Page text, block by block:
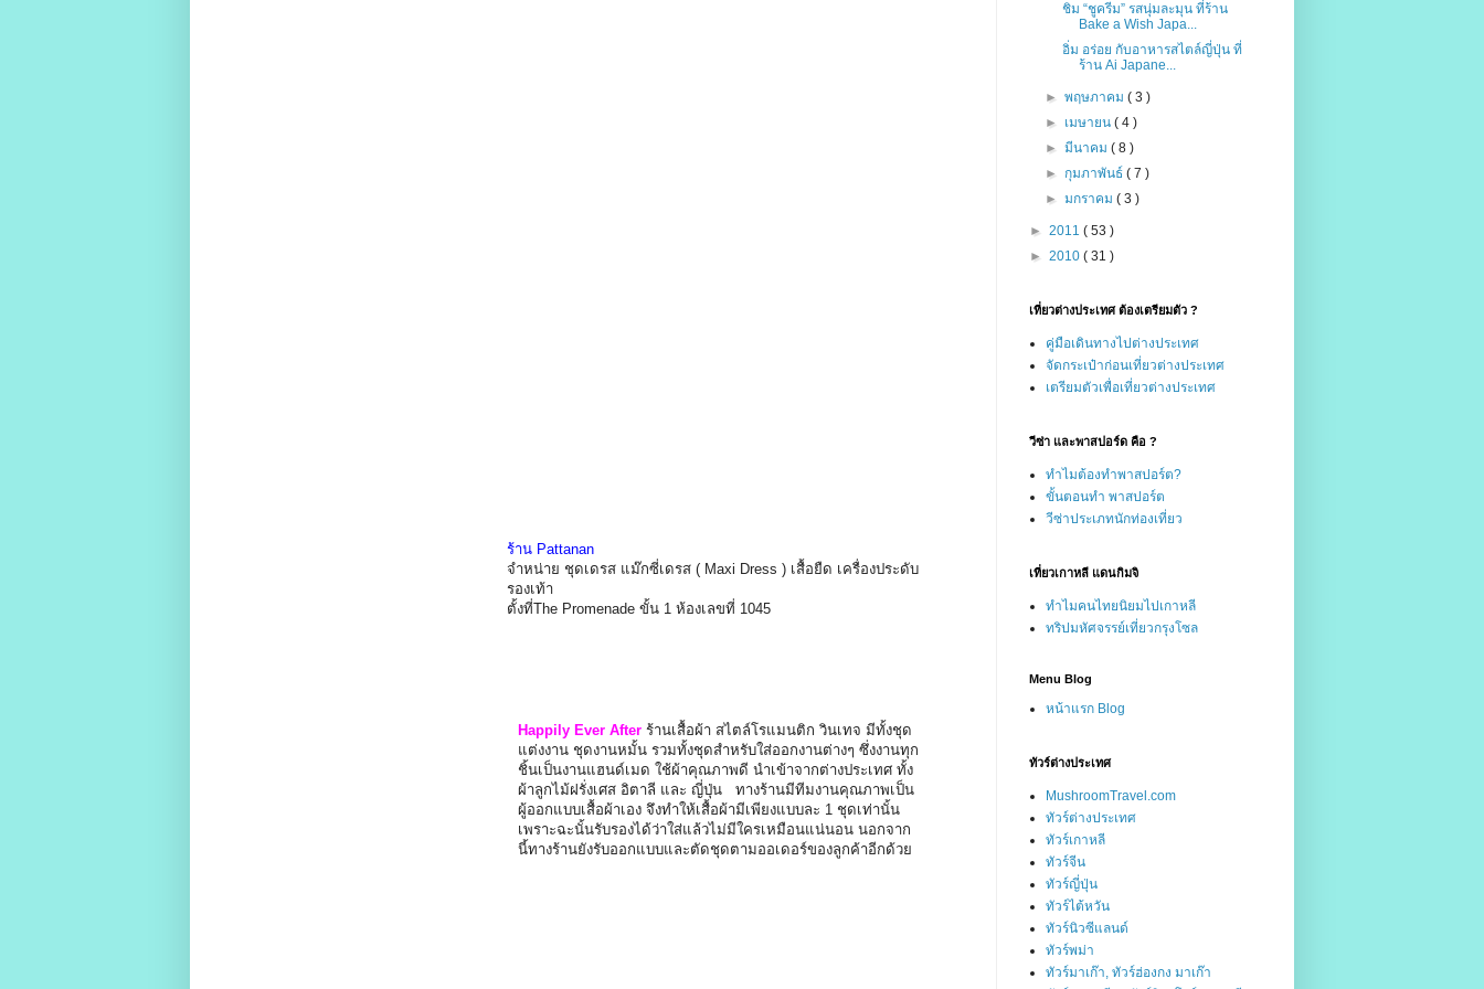
ร้าน Pattanan
จำหน่าย ชุดเดรส แม๊กซี่เดรส ( Maxi Dress ) เสื้อยืด เครื่องประดับ
รองเท้า
ตั้งที่The Promenade ขั้น 1 ห้องเลขที่ 1045
Happily Ever After ร้านเสื้อผ้า สไตล์โรแมนติก วินเทจ มีทั้งชุด
แต่งงาน ชุดงานหมั้น รวมทั้งชุดสำหรับใส่ออกงานต่างๆ ซึ่งงานทุก
ชิ้นเป็นงานแฮนด์เมด ใช้ผ้าคุณภาพดี นำเข้าจากต่างประเทศ ทั้ง
ผ้าลูกไม้ฝรั่งเศส อิตาลี และ ญี่ปุ่น ทางร้านมีทีมงานคุณภาพเป็น
ผู้ออกแบบเสื้อผ้าเอง จึงทำให้เสื้อผ้ามีเพียงแบบละ 1 ชุดเท่านั้น
เพราะฉะนั้นรับรองได้ว่าใส่แล้วไม่มีใครเหมือนแน่นอน นอกจาก
นี้ทางร้านยังรับออกแบบและตัดชุดตามออเดอร์ของลูกค้าอีกด้วย
ชิม “ชูครีม” รสนุ่มละมุน ที่ร้าน
Bake a Wish Japa...
อิ่ม อร่อย กับอาหารสไตล์ญี่ปุ่น ที่
ร้าน Ai Japane...
►พฤษภาคม( 3 )
► เมษายน( 4 )
►มีนาคม( 8 )
► กุมภาพันธ์( 7 )
►มกราคม( 3 )
► 2011 ( 53 )
► 2010 ( 31 )
เที่ยวต่างประเทศ ต้องเตรียมตัว ?
คู่มือเดินทางไปต่างประเทศ
จัดกระเป๋าก่อนเที่ยวต่างประเทศ
เตรียมตัวเพื่อเที่ยวต่างประเทศ
วีซ่า และพาสปอร์ด คือ ?
ทำไมต้องทำพาสปอร์ต?
ขั้นตอนทำ พาสปอร์ต
วีซ่าประเภทนักท่องเที่ยว
เที่ยวเกาหลี แดนกิมจิ
ทำไมคนไทยนิยมไปเกาหลี
ทริปมหัศจรรย์เที่ยวกรุงโซล
Menu Blog
หน้าแรก Blog
ทัวร์ต่างประเทศ
MushroomTravel.com
ทัวร์ต่างประเทศ
ทัวร์เกาหลี
ทัวร์จีน
ทัวร์ญี่ปุ่น
ทัวร์ไต้หวัน
ทัวร์นิวซีแลนด์
ทัวร์พม่า
ทัวร์มาเก๊า, ทัวร์ฮ่องกง มาเก๊า